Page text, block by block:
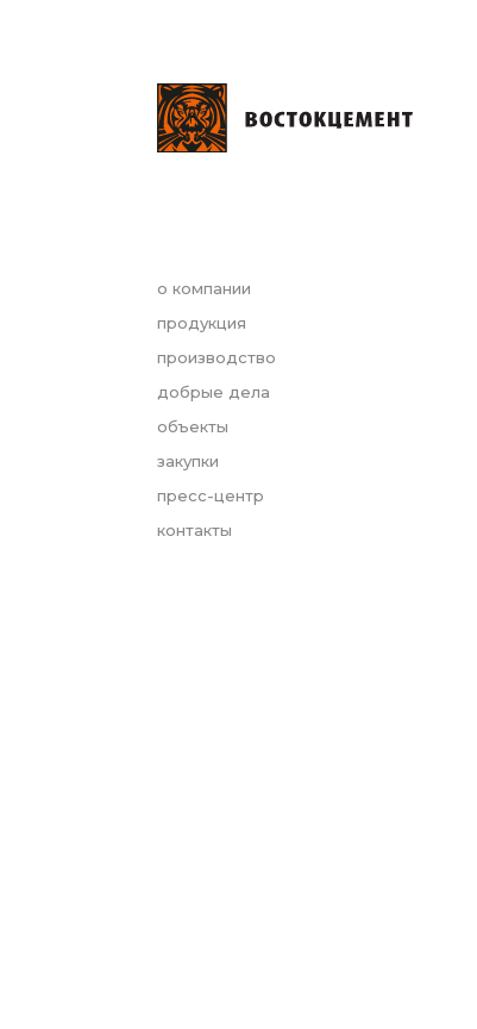
о компании
продукция
производство
добрые дела
объекты
закупки
пресс-центр
контакты